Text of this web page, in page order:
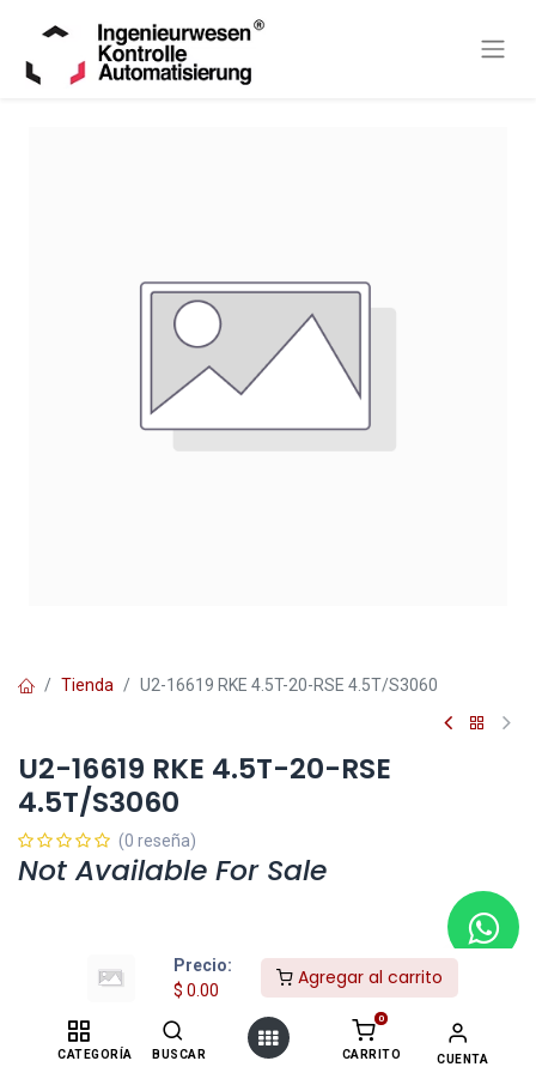
Precio:
$ 0.00
Agregar al carrito
CATEGORÍA BUSCAR
0
CARRITO CUENTA
Tienda U2-16619 RKE 4.5T-20-RSE 4.5T/S3060
U2-16619 RKE 4.5T-20-RSE
4.5T/S3060
(0 reseña)
Not Available For Sale
Agregar a la lista de deseos